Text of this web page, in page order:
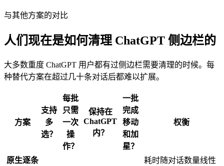
与其他方案的对比
人们现在是如何清理 ChatGPT 侧边栏的
大多数重度 ChatGPT 用户都有过侧边栏需要清理的时候。每
种替代方案在超过几十条对话后都难以扩展。
方案
支持
多
选？
每批
只需
一次
操
作？
保持在
ChatGPT
内？
一批
完成
移动
和加
星？
权衡
原生逐条
耗时随对话数量线性